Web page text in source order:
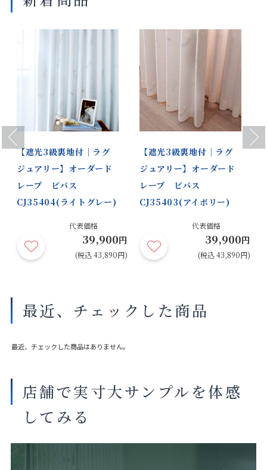
Previous
【遮光3級裏地付｜ラグ
ジュアリー】オーダード
レープ ビバス
CJ35404(ライトグレー)
代表価格
39,900円
(税込 43,890円)
【遮光3級裏地付｜ラグ
ジュアリー】オーダード
レープ ビバス
CJ35403(アイボリー)
代表価格
39,900円
(税込 43,890円)
Next
最近、チェックした商品
最近、チェックした商品はありません。
店舗で実寸大サンプルを体感
してみる